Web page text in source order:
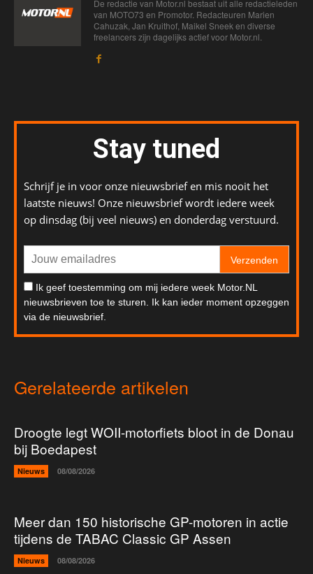
De redactie van Motor.nl bestaat uit alle redactieleden
van MOTO73 en Promotor. Redacteuren Marien
Cahuzak, Jan Kruithof, Maikel Sneek en diverse
freelancers zijn dagelijks actief voor Motor.nl.
Stay tuned
Schrijf je in voor onze nieuwsbrief en mis nooit het
laatste nieuws! Onze nieuwsbrief wordt iedere week
op dinsdag (bij veel nieuws) en donderdag verstuurd.
Verzenden
Ik geef toestemming om mij iedere week Motor.NL
nieuwsbrieven toe te sturen. Ik kan ieder moment opzeggen
via de nieuwsbrief.
Gerelateerde artikelen
Droogte legt WOII-motorfiets bloot in de Donau
bij Boedapest
Nieuws 08/08/2026
Meer dan 150 historische GP-motoren in actie
tijdens de TABAC Classic GP Assen
Nieuws 08/08/2026